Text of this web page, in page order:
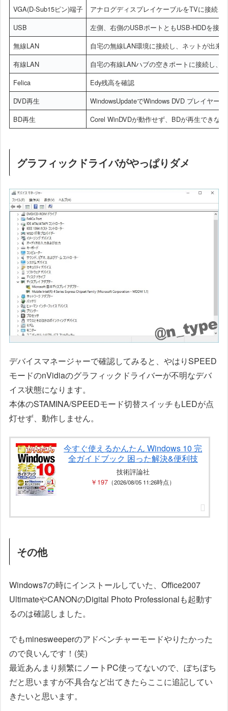
VGA(D-Sub15ピン)端子
アナログディスプレイケーブルをTVに接続、
USB
左側、右側のUSBポートともUSB-HDDを接
無線LAN
自宅の無線LAN環境に接続し、ネットが出来
有線LAN
自宅の有線LANハブの空きポートに接続し、
Felica
Edy残高を確認
DVD再生
WindowsUpdateでWindows DVD プレイヤー
BD再生
Corel WinDVDが動作せず、BDが再生できな
グラフィックドライバがやっぱりダメ
デバイスマネージャーで確認してみると、やはりSPEED
モードのnVidiaのグラフィックドライバーが不明なデバ
イス状態になります。
本体のSTAMINA/SPEEDモード切替スイッチもLEDが点
灯せず、動作しません。
今すぐ使えるかんたん Windows 10 完
全ガイドブック 困った解決&便利技
技術評論社
￥197 （2026/08/05 11:26時点）
その他
Windows7の時にインストールしていた、Office2007
UltimateやCANONのDigital Photo Professionalも起動す
るのは確認しました。
でもminesweeperのアドベンチャーモードやりたかった
ので良いんです！(笑)
最近あんまり頻繁にノートPC使ってないので、ぼちぼち
だと思いますが不具合など出てきたらここに追記してい
きたいと思います。